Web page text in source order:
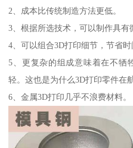
2、成本比传统制造方法更低。
3、根据所选技术，可以制作具有
4、可以组合3D打印细节，节省时
5、更复杂的组成意味着在不牺
轻。这也是为什么3D打印零件在
6、金属3D打印几乎不浪费材料。